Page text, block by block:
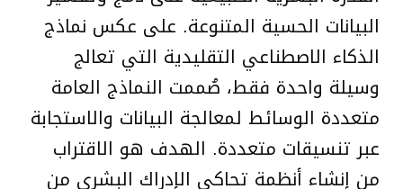
البيانات الحسية المتنوعة. على عكس نماذج
الذكاء الاصطناعي التقليدية التي تعالج
وسيلة واحدة فقط، صُممت النماذج العامة
متعددة الوسائط لمعالجة البيانات والاستجابة
عبر تنسيقات متعددة. الهدف هو الاقتراب
من إنشاء أنظمة تحاكي الإدراك البشري من